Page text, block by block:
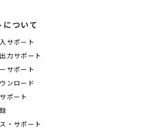
について
サポート
力サポート
サポート
ンロード
ポート
・サポート